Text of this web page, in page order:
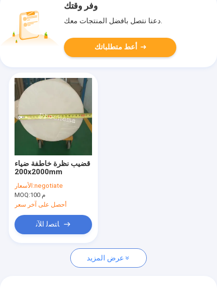
وفر وقتك
دعنا نتصل بأفضل المنتجات معك.
أعط متطلباتك
قضيب نظرة خاطفة ضياء
200x2000mm
الأسعار:negotiate
MOQ:
100 م
أحصل على آخر سعر
ﺎﺘﺼﻟ ﺍﻶﻧ
عرض المزيد